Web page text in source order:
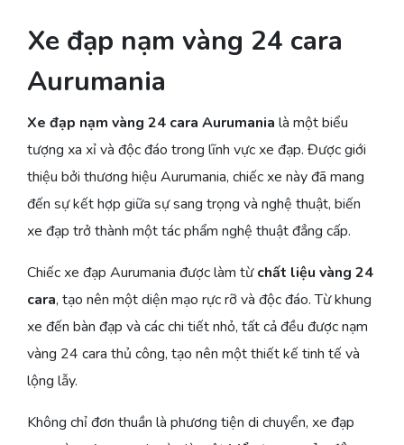
Xe đạp nạm vàng 24 cara
Aurumania
Xe đạp nạm vàng 24 cara Aurumania là một biểu
tượng xa xỉ và độc đáo trong lĩnh vực xe đạp. Được giới
thiệu bởi thương hiệu Aurumania, chiếc xe này đã mang
đến sự kết hợp giữa sự sang trọng và nghệ thuật, biến
xe đạp trở thành một tác phẩm nghệ thuật đẳng cấp.
Chiếc xe đạp Aurumania được làm từchất liệu vàng 24
cara, tạo nên một diện mạo rực rỡ và độc đáo. Từ khung
xe đến bàn đạp và các chi tiết nhỏ, tất cả đều được nạm
vàng 24 cara thủ công, tạo nên một thiết kế tinh tế và
lộng lẫy.
Không chỉ đơn thuần là phương tiện di chuyển, xe đạp